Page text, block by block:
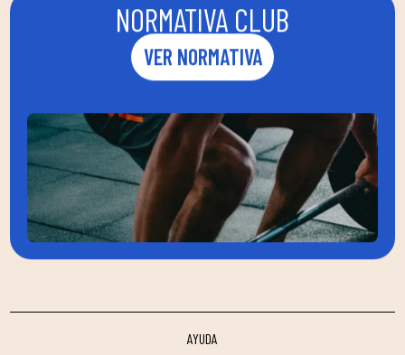
NORMATIVA CLUB
VER NORMATIVA
AYUDA